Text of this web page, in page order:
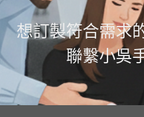
想訂製符合需求
聯繫小吳